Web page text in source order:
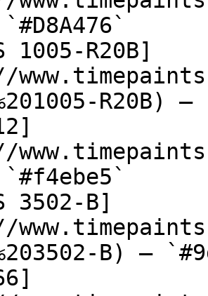
1005-R20B]
R20B)
3502-B]
B) —